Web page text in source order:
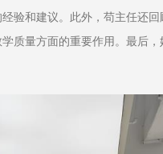
验和建议。此外，苟主任还回
质量方面的重要作用。最后，